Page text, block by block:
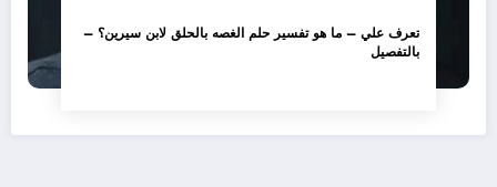
تعرف علي – ما هو تفسير حلم الغصه بالحلق لابن سيرين؟ –
بالتفصيل